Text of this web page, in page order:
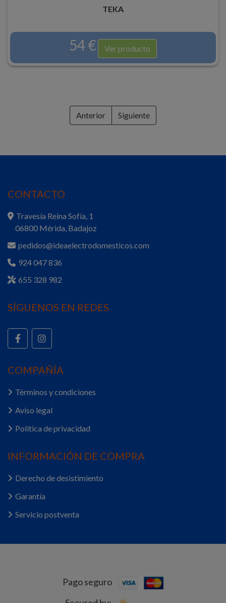
TEKA
54 € Ver producto
Anterior Siguiente
CONTACTO
Travesía Reina Sofía, 1
06800 Mérida, Badajoz
pedidos@ideaelectrodomesticos.com
924 047 836
655 328 982
SÍGUENOS EN REDES
COMPAÑÍA
Términos y condiciones
Aviso legal
Política de privacidad
INFORMACIÓN DE COMPRA
Derecho de desistimiento
Garantía
Servicio postventa
Pago seguro